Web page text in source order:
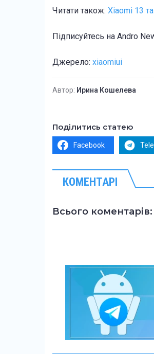
Читати також: Xiaomi 13
Підписуйтесь на Andro
Джерело: xiaomiui
Автор: Ирина Кошелева
Поділитись статею
Facebook
КОМЕНТАРІ
Всього